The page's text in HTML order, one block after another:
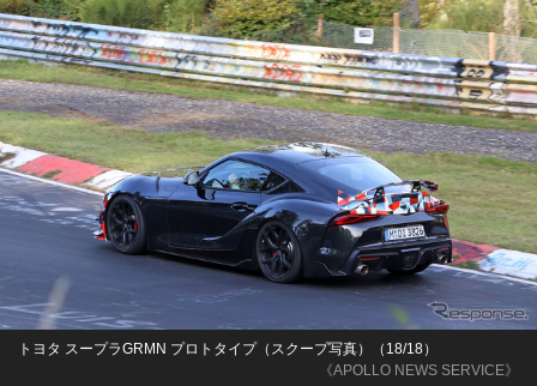
《APOLLO NEWS SERVICE》
トヨタ スープラGRMN プロトタイプ（スクープ写真）（18/18）